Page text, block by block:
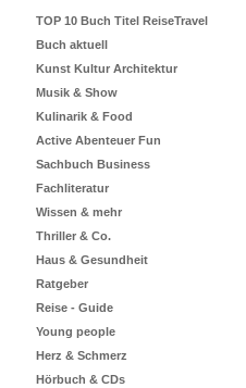
TOP 10 Buch Titel ReiseTravel
Buch aktuell
Kunst Kultur Architektur
Musik & Show
Kulinarik & Food
Active Abenteuer Fun
Sachbuch Business
Fachliteratur
Wissen & mehr
Thriller & Co.
Haus & Gesundheit
Ratgeber
Reise - Guide
Young people
Herz & Schmerz
Hörbuch & CDs